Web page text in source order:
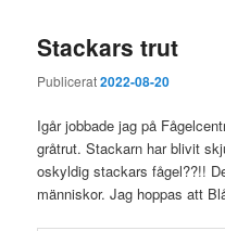
Stackars trut
Publicerat2022-08-20
Igår jobbade jag på
gråtrut. Stackarn har blivit
oskyldig stackars fågel??!!
människor. Jag hoppas att